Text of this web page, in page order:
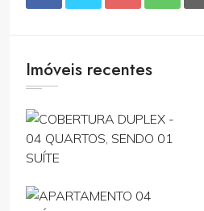
Imóveis recentes